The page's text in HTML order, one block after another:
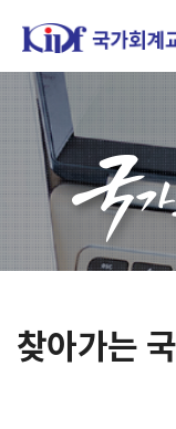
홈페이지가 새
한국조세재정
찾아가는